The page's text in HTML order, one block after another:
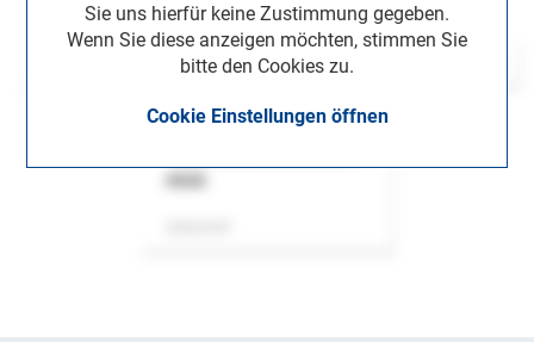
Sie uns hierfür keine Zustimmung gegeben.
Wenn Sie diese anzeigen möchten, stimmen Sie
bitte den Cookies zu.
Cookie Einstellungen öffnen